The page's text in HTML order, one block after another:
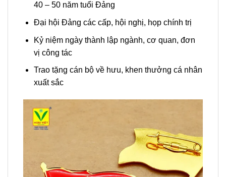
40 – 50 năm tuổi Đảng
Đại hội Đảng các cấp, hội nghị, họp chính trị
Kỷ niệm ngày thành lập ngành, cơ quan, đơn
vị công tác
Trao tặng cán bộ về hưu, khen thưởng cá nhân
xuất sắc